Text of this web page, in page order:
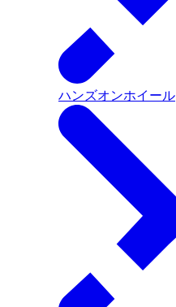
ハンズオンホイール